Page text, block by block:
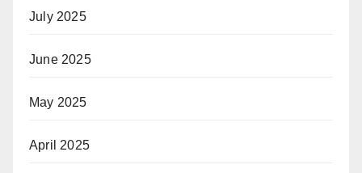
July 2025
June 2025
May 2025
April 2025